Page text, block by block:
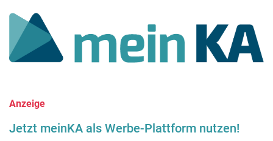
Anzeige
Jetzt meinKA als Werbe-Plattform nutzen!